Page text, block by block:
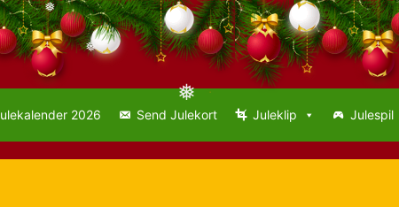
❅
❅
❅
2026 Send Julekort Juleklip Julespil